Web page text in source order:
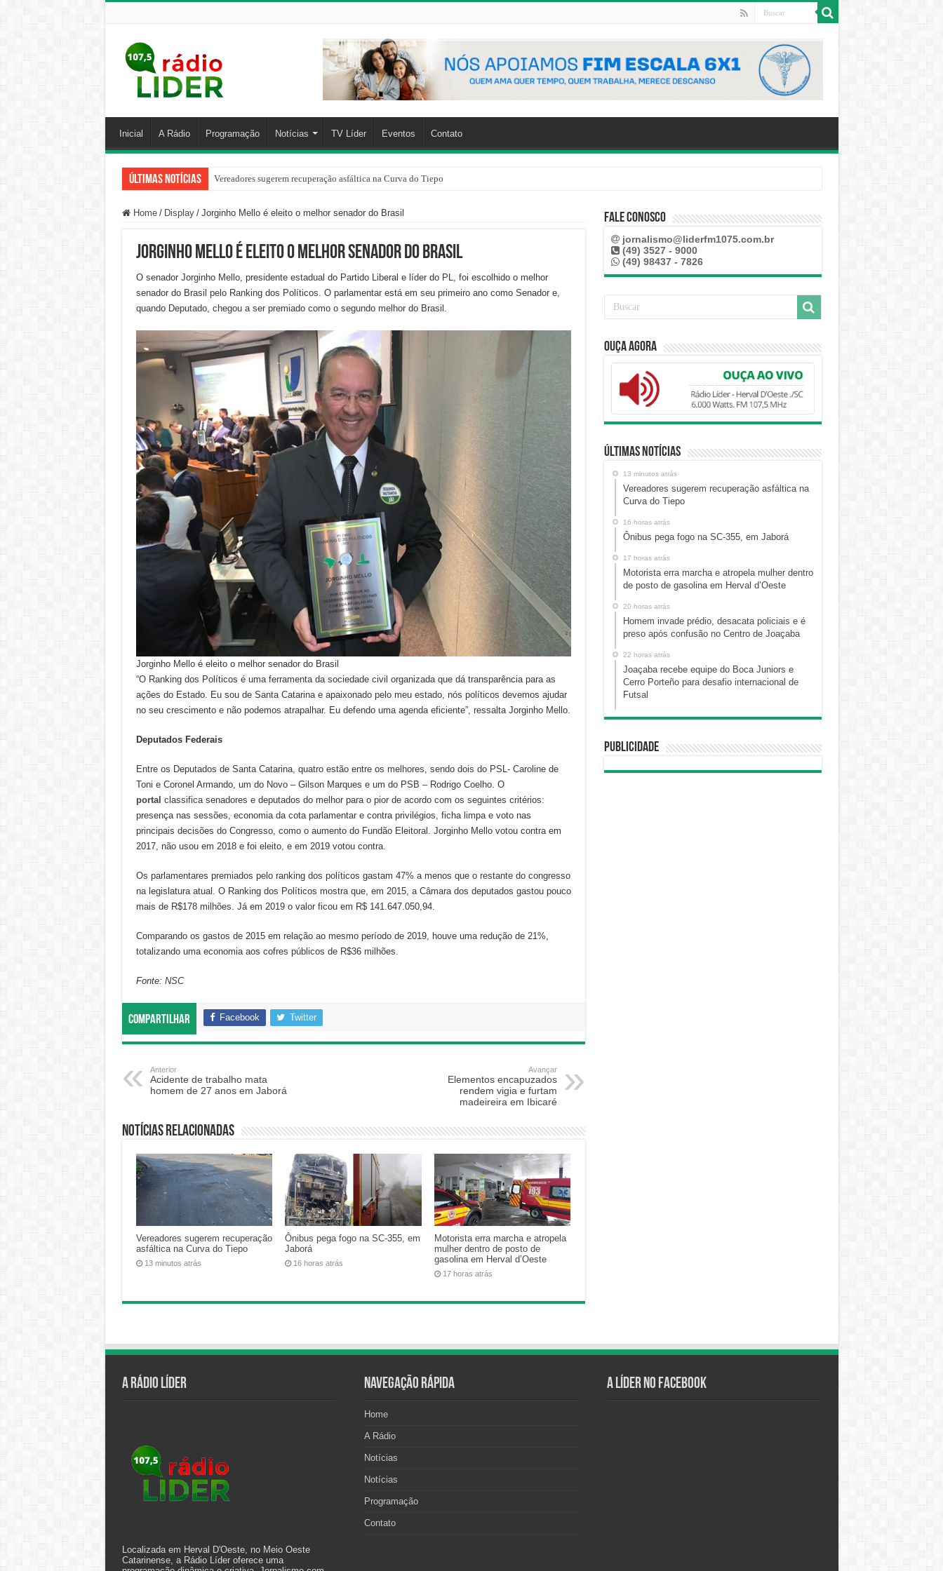
Inicial A Rádio Programação Notícias TV Líder Eventos Contato
Últimas Notícias Vereadores sugerem recuperação asfáltica na Curva do Tiepo
Home / Display / Jorginho Mello é eleito o melhor senador do Brasil
Jorginho Mello é eleito o melhor senador do Brasil
O senador Jorginho Mello, presidente estadual do Partido Liberal e líder do PL, foi escolhido o melhor
senador do Brasil pelo Ranking dos Políticos. O parlamentar está em seu primeiro ano como Senador e,
quando Deputado, chegou a ser premiado como o segundo melhor do Brasil.
Jorginho Mello é eleito o melhor senador do Brasil
“O Ranking dos Políticos é uma ferramenta da sociedade civil organizada que dá transparência para as
ações do Estado. Eu sou de Santa Catarina e apaixonado pelo meu estado, nós políticos devemos ajudar
no seu crescimento e não podemos atrapalhar. Eu defendo uma agenda eficiente”, ressalta Jorginho Mello.
Deputados Federais
Entre os Deputados de Santa Catarina, quatro estão entre os melhores, sendo dois do PSL- Caroline de
Toni e Coronel Armando, um do Novo – Gilson Marques e um do PSB – Rodrigo Coelho. O
portal classifica senadores e deputados do melhor para o pior de acordo com os seguintes critérios:
presença nas sessões, economia da cota parlamentar e contra privilégios, ficha limpa e voto nas
principais decisões do Congresso, como o aumento do Fundão Eleitoral. Jorginho Mello votou contra em
2017, não usou em 2018 e foi eleito, e em 2019 votou contra.
Os parlamentares premiados pelo ranking dos políticos gastam 47% a menos que o restante do congresso
na legislatura atual. O Ranking dos Políticos mostra que, em 2015, a Câmara dos deputados gastou pouco
mais de R$178 milhões. Já em 2019 o valor ficou em R$ 141.647.050,94.
Comparando os gastos de 2015 em relação ao mesmo período de 2019, houve uma redução de 21%,
totalizando uma economia aos cofres públicos de R$36 milhões.
Fonte: NSC
Compartilhar Facebook Twitter
Anterior
Acidente de trabalho mata
homem de 27 anos em Jaborá
Avançar
Elementos encapuzados
rendem vigia e furtam
madeireira em Ibicaré
Notícias relacionadas
Vereadores sugerem recuperação
asfáltica na Curva do Tiepo
13 minutos atrás
Ônibus pega fogo na SC-355, em
Jaborá
16 horas atrás
Motorista erra marcha e atropela
mulher dentro de posto de
gasolina em Herval d’Oeste
17 horas atrás
Fale Conosco
jornalismo@liderfm1075.com.br
(49) 3527 - 9000
(49) 98437 - 7826
Ouça Agora
Últimas Notícias
13 minutos atrás
Vereadores sugerem recuperação asfáltica na
Curva do Tiepo
16 horas atrás
Ônibus pega fogo na SC-355, em Jaborá
17 horas atrás
Motorista erra marcha e atropela mulher dentro
de posto de gasolina em Herval d’Oeste
20 horas atrás
Homem invade prédio, desacata policiais e é
preso após confusão no Centro de Joaçaba
22 horas atrás
Joaçaba recebe equipe do Boca Juniors e
Cerro Porteño para desafio internacional de
Futsal
Publicidade
A Rádio Líder
Localizada em Herval D'Oeste, no Meio Oeste
Catarinense, a Rádio Líder oferece uma
Navegação Rápida
Home
A Rádio
Notícias
Notícias
Programação
Contato
A Líder no Facebook